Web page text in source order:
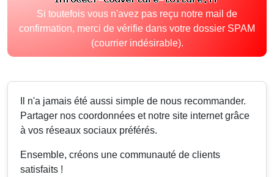
Si toutefois vous n'avez pas reçu notre mail de
confirmation, merci de vérifie dans votre dossier SPAM
(courrier indésirable).
Il n'a jamais été aussi simple de nous recommander.
Partager nos coordonnées et notre site internet grâce
à vos réseaux sociaux préférés.
Ensemble, créons une communauté de clients
satisfaits !